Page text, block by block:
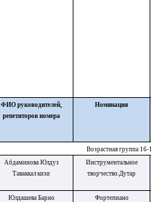
ФИО руководителей,
репетиторов номера
Номинация
Возрастная группа 16-
Абдаминова Юлдуз
Таваккал кизи
Инструментальное
творчество.Дутар
Юлдашева Барно
Фортепиано